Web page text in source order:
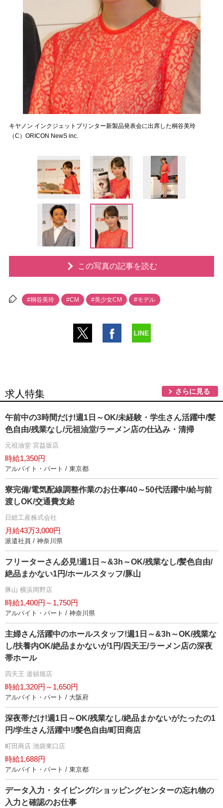
キヤノン インクジェットプリンター新製品発表会に出席した桐谷美玲
（C）ORICON NewS inc.
この写真の記事を読む
#桐谷美玲 #CM #美少女CM #モデル
求人特集 さらに見る
午前中の3時間だけ!週1日～OK/未経験・学生さん活躍中/髪
色自由/残業なし/元祖油堂/ラーメン店の仕込み・清掃
元祖油堂 宮益坂店
時給1,350円
アルバイト・パート / 東京都
寮完備/電気配線調整作業のお仕事/40～50代活躍中/給与前
渡しOK/交通費支給
日総工産株式会社
月給43万3,000円
派遣社員 / 神奈川県
フリーターさん必見!週1日～&3h～OK/残業なし/髪色自由/
絶品まかない1円/ホールスタッフ/豚山
豚山 横浜岡野店
時給1,400円～1,750円
アルバイト・パート / 神奈川県
主婦さん活躍中のホールスタッフ!週1日～&3h～OK/残業な
し/扶養内OK/絶品まかないが1円/四天王/ラーメン店の深夜
帯ホール
四天王 道頓堀店
時給1,320円～1,650円
アルバイト・パート / 大阪府
深夜帯だけ!週1日～OK/残業なし/絶品まかないがたったの1
円/学生さん活躍中!/髪色自由/町田商店
町田商店 池袋東口店
時給1,688円
アルバイト・パート / 東京都
データ入力・タイピング/ショッピングセンターの忘れ物の
入力と確認のお仕事